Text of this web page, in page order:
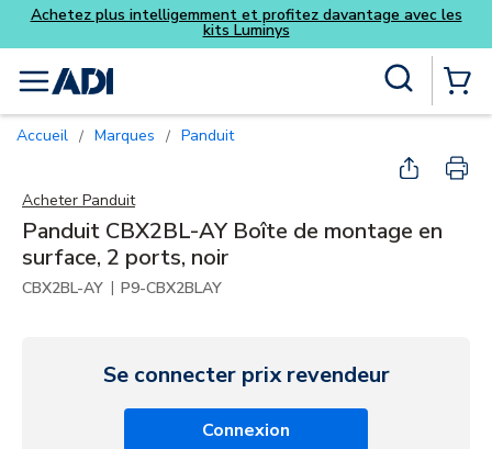
Skip to main content
menu
Accueil / Marques / Panduit
Acheter Panduit
Panduit CBX2BL-AY Boîte de montage en
surface, 2 ports, noir
CBX2BL-AY | P9-CBX2BLAY
Se connecter prix revendeur
Connexion